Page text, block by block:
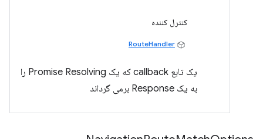
کنترل کننده
RouteHandler
یک تابع callback که یک Promise Resolving را
به یک Response برمی گرداند